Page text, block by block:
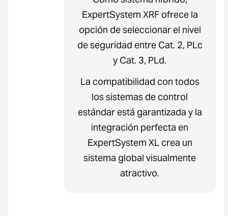
ExpertSystem XRF ofrece la
opción de seleccionar el nivel
de seguridad entre Cat. 2, PLc
y Cat. 3, PLd.
La compatibilidad con todos
los sistemas de control
estándar está garantizada y la
integración perfecta en
ExpertSystem XL crea un
sistema global visualmente
atractivo.